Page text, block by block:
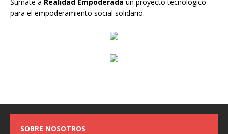
para el empoderamiento social solidario.
SOBRE NOSOTROS